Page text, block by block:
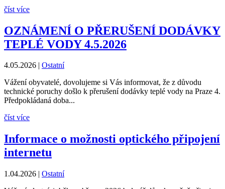
číst více
OZNÁMENÍ O PŘERUŠENÍ DODÁVKY
TEPLÉ VODY 4.5.2026
4.05.2026 | Ostatní
Vážení obyvatelé, dovolujeme si Vás informovat, že z důvodu
technické poruchy došlo k přerušení dodávky teplé vody na Praze 4.
Předpokládaná doba...
číst více
Informace o možnosti optického připojení
internetu
1.04.2026 | Ostatní